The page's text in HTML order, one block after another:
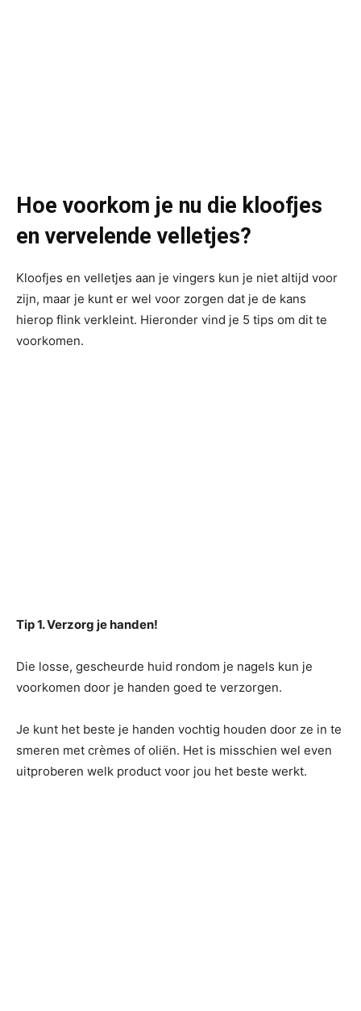
Hoe voorkom je nu die kloofjes
en vervelende velletjes?
Kloofjes en velletjes aan je vingers kun je niet altijd voor
zijn, maar je kunt er wel voor zorgen dat je de kans
hierop flink verkleint. Hieronder vind je 5 tips om dit te
voorkomen.
Tip 1. Verzorg je handen!
Die losse, gescheurde huid rondom je nagels kun je
voorkomen door je handen goed te verzorgen.
Je kunt het beste je handen vochtig houden door ze in te
smeren met crèmes of oliën. Het is misschien wel even
uitproberen welk product voor jou het beste werkt.